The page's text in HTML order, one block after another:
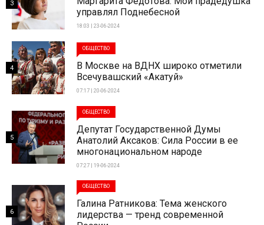
управлял Поднебесной
18:03 | 23-06-2024
3
ОБЩЕСТВО
В Москве на ВДНХ широко отметили
Всечувашский «Акатуй»
07:17 | 20-06-2024
4
ОБЩЕСТВО
Депутат Государственной Думы
Анатолий Аксаков: Сила России в ее
многонациональном народе
07:27 | 19-06-2024
5
ОБЩЕСТВО
Галина Ратникова: Тема женского
лидерства — тренд современной
6